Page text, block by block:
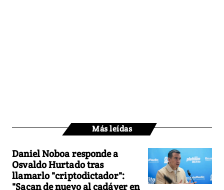
Más leídas
Daniel Noboa responde a
Osvaldo Hurtado tras
llamarlo "criptodictador":
"Sacan de nuevo al cadáver en